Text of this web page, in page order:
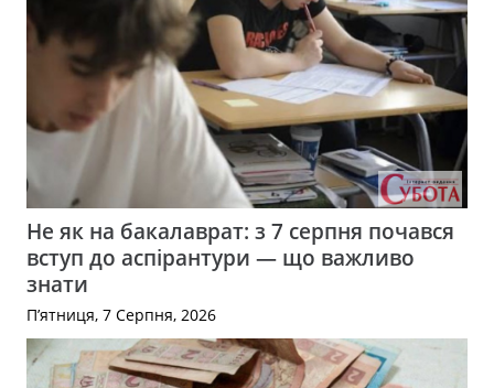
Не як на бакалаврат: з 7 серпня почався
вступ до аспірантури — що важливо
знати
П’ятниця, 7 Серпня, 2026